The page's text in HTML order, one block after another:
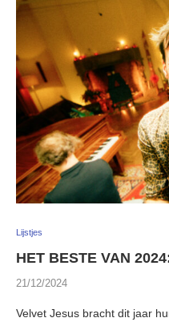
Lijstjes
HET BESTE VAN
21/12/2024
Velvet Jesus bracht dit jaar